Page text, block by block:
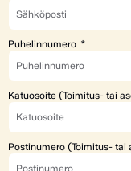
Puhelinnumero
Katuosoite (Toimitus- tai
Postinumero (Toimitus- tai